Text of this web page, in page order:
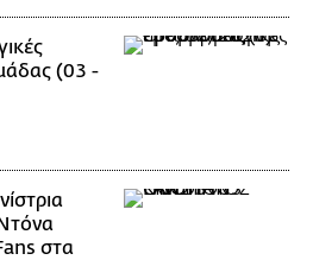
(03 -
στα